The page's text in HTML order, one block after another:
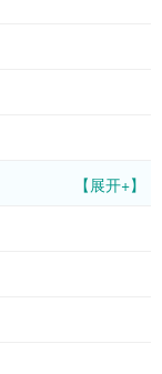
【展开+】